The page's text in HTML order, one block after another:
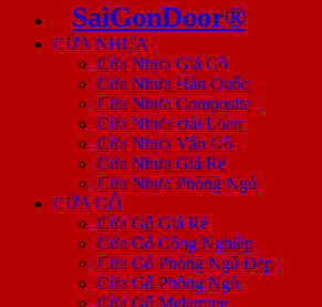
SaiGonDoor®
CỬA NHỰA
Cửa Nhựa Giả Gỗ
Cửa Nhựa Hàn Quốc
Cửa Nhựa Composite
Cửa Nhựa Đài Loan
Cửa Nhựa Vân Gỗ
Cửa Nhựa Giá Rẻ
Cửa Nhựa Phòng Ngủ
CỬA GỖ
Cửa Gỗ Giá Rẻ
Cửa Gỗ Công Nghiệp
Cửa Gỗ Phòng Ngủ Đẹp
Cửa Gỗ Phòng Ngủ